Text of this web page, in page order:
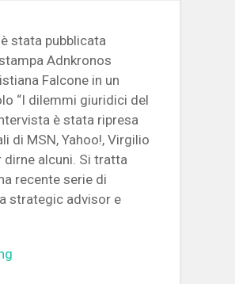
stata pubblicata
Adnkronos
Falcone in un
“I dilemmi giuridici del
è stata ripresa
di MSN, Yahoo!, Virgilio
dirne alcuni. Si tratta
recente serie di
strategic advisor e